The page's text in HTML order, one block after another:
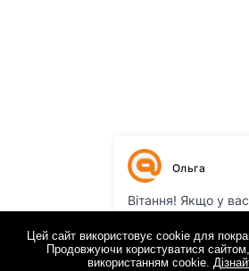
Цей сайт використовує cookie для
Продовжуючи користуватися
використанням cookie.